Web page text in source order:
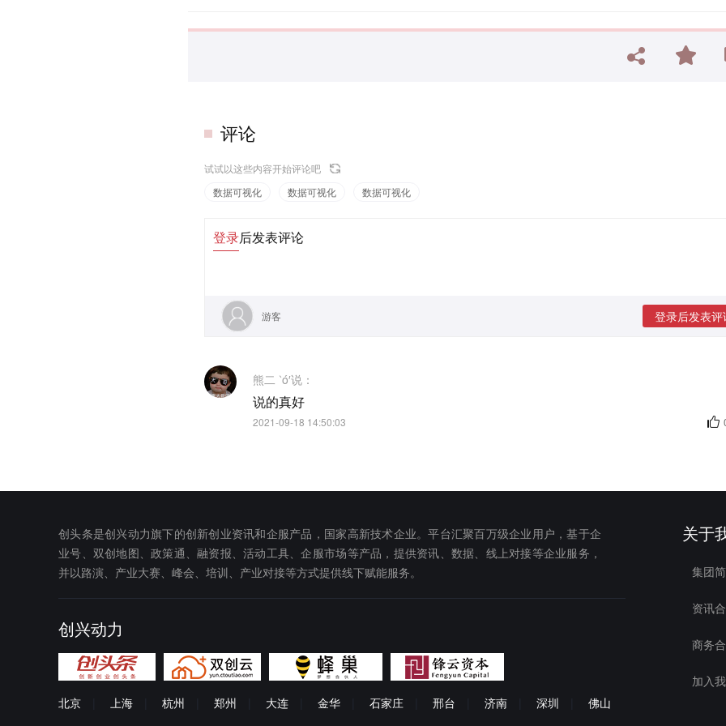
评论
试试以这些内容开始评论吧
数据可视化
数据可视化 数据可视化
登录后发表评论
游客 登录后发表评
熊二 ‵ó′说：
说的真好
2021-09-18 14:50:03
创头条是创兴动力旗下的创新创业资讯和企服产品，国家高新技术企业。平台汇聚百万级企业用户，基于企
业号、双创地图、政策通、融资报、活动工具、企服市场等产品，提供资讯、数据、线上对接等企业服务，
并以路演、产业大赛、峰会、培训、产业对接等方式提供线下赋能服务。
创兴动力
北京 上海 杭州 郑州 大连 金华 石家庄 邢台 济南 深圳 佛山
关于
集团
资讯
商务
加入